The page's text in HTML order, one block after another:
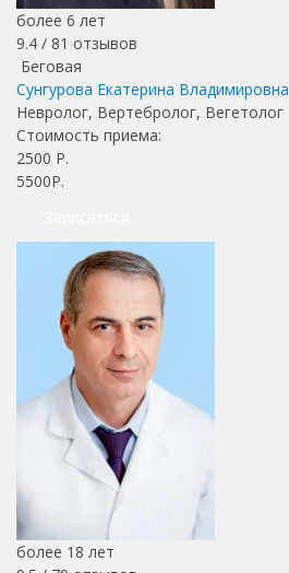
более 6 лет
9.4 / 81 отзывов
Беговая
Сунгурова Екатерина Владимировна
Невролог, Вертебролог, Вегетолог
Стоимость приема:
2500 Р.
5500Р.
более 18 лет